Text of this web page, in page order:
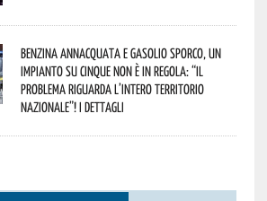
Benzina annacquata e gasolio sporco, un
impianto su cinque non è in regola: “il
problema riguarda l’intero territorio
Nazionale”! I dettagli